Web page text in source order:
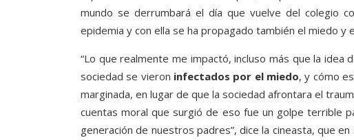
mundo se derrumbará el día que vuelve del colegio
epidemia y con ella se ha propagado también el miedo y
“Lo que realmente me impactó, incluso más que la
sociedad se vieron infectados por el miedo, y cómo
marginada, en lugar de que la sociedad afrontara el
cuentas moral que surgió de eso fue un golpe terrible
generación de nuestros padres”, dice la cineasta, que